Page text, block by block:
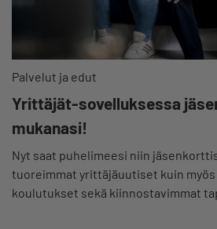
Palvelut ja edut
Yrittäjät-sovelluksessa
mukanasi!
Nyt saat puhelimeesi niin
tuoreimmat yrittäjäuutiset kuin
koulutukset sekä kiinnostavimmat